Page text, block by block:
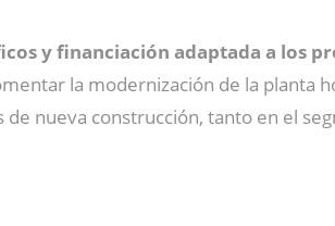
y financiación adaptada a los
la modernización de la planta
nueva construcción, tanto en el